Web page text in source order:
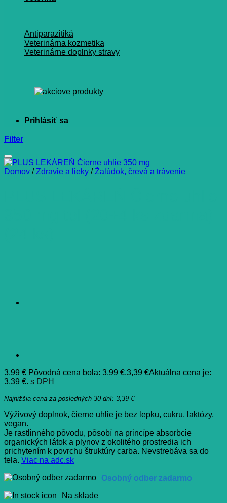
Antiparazitiká
Veterinárna kozmetika
Veterinárne doplnky stravy
Filter
Domov / Zdravie a lieky / Žalúdok, črevá a trávenie
3,99€ Pôvodná cena bola: 3,99 €.3,39 €Aktuálna cena je:
3,39 €. s DPH
Najnižšia cena za posledných 30 dní: 3,39 €
Výživový doplnok, čierne uhlie je bez lepku, cukru, laktózy,
vegan.
Je rastlinného pôvodu, pôsobí na princípe absorbcie
organických látok a plynov z okolitého prostredia ich
prichytením k povrchu štruktúry carba. Nevstrebáva sa do
tela. Viac na adc.sk
Osobný odber zadarmo
Na sklade